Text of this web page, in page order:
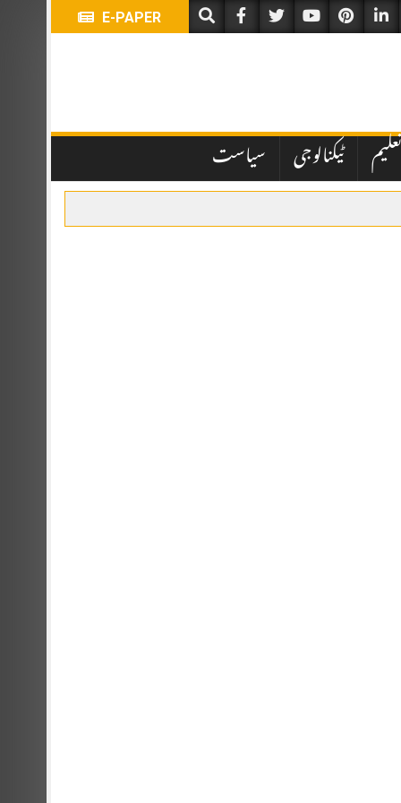
E-PAPER
تعلیم ٹیکنالوجی سیاست
اور ترک صدر رجب طیب اردوان نے شرکت کی۔